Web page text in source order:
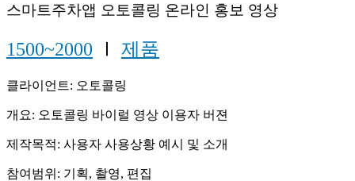
스마트주차앱 오토콜링 온라인 홍보 영상
1500~2000 Ⅰ 제품
클라이언트: 오토콜링
개요: 오토콜링 바이럴 영상 이용자 버젼
제작목적: 사용자 사용상황 예시 및 소개
참여범위: 기획, 촬영, 편집